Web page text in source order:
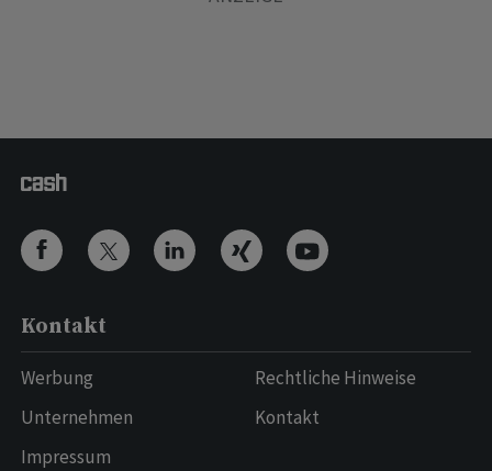
Kontakt
Werbung
Unternehmen
Impressum
Rechtliche Hinweise
Kontakt